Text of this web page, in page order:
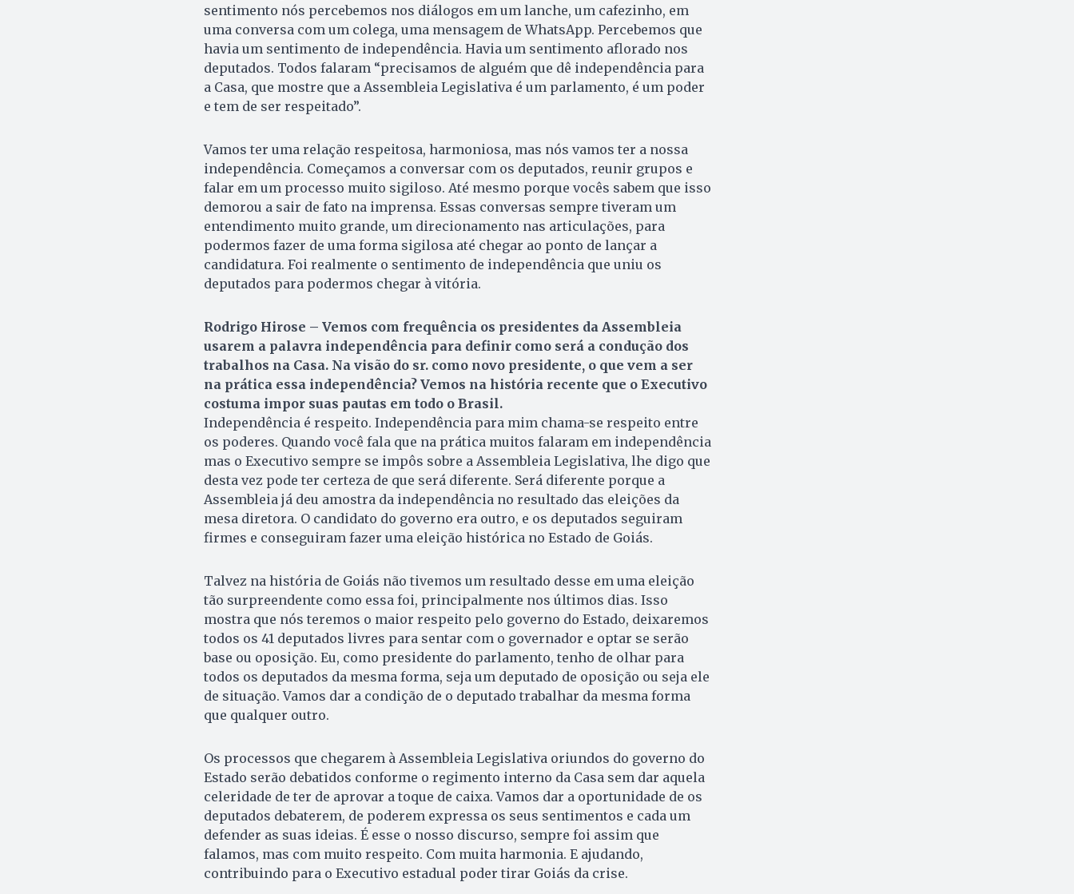
sentimento nós percebemos nos diálogos em um lanche, um cafezinho, em
uma conversa com um colega, uma mensagem de WhatsApp. Percebemos que
havia um sentimento de independência. Havia um sentimento aflorado nos
deputados. Todos falaram “precisamos de alguém que dê independência para
a Casa, que mostre que a Assembleia Legislativa é um parlamento, é um poder
e tem de ser respeitado”.
Vamos ter uma relação respeitosa, harmoniosa, mas nós vamos ter a nossa
independência. Começamos a conversar com os deputados, reunir grupos e
falar em um processo muito sigiloso. Até mesmo porque vocês sabem que isso
demorou a sair de fato na imprensa. Essas conversas sempre tiveram um
entendimento muito grande, um direcionamento nas articulações, para
podermos fazer de uma forma sigilosa até chegar ao ponto de lançar a
candidatura. Foi realmente o sentimento de independência que uniu os
deputados para podermos chegar à vitória.
Rodrigo Hirose – Vemos com frequência os presidentes da Assembleia
usarem a palavra independência para definir como será a condução dos
trabalhos na Casa. Na visão do sr. como novo presidente, o que vem a ser
na prática essa independência? Vemos na história recente que o Executivo
costuma impor suas pautas em todo o Brasil.
Independência é respeito. Independência para mim chama-se respeito entre
os poderes. Quando você fala que na prática muitos falaram em independência
mas o Executivo sempre se impôs sobre a Assembleia Legislativa, lhe digo que
desta vez pode ter certeza de que será diferente. Será diferente porque a
Assembleia já deu amostra da independência no resultado das eleições da
mesa diretora. O candidato do governo era outro, e os deputados seguiram
firmes e conseguiram fazer uma eleição histórica no Estado de Goiás.
Talvez na história de Goiás não tivemos um resultado desse em uma eleição
tão surpreendente como essa foi, principalmente nos últimos dias. Isso
mostra que nós teremos o maior respeito pelo governo do Estado, deixaremos
todos os 41 deputados livres para sentar com o governador e optar se serão
base ou oposição. Eu, como presidente do parlamento, tenho de olhar para
todos os deputados da mesma forma, seja um deputado de oposição ou seja ele
de situação. Vamos dar a condição de o deputado trabalhar da mesma forma
que qualquer outro.
Os processos que chegarem à Assembleia Legislativa oriundos do governo do
Estado serão debatidos conforme o regimento interno da Casa sem dar aquela
celeridade de ter de aprovar a toque de caixa. Vamos dar a oportunidade de os
deputados debaterem, de poderem expressa os seus sentimentos e cada um
defender as suas ideias. É esse o nosso discurso, sempre foi assim que
falamos, mas com muito respeito. Com muita harmonia. E ajudando,
contribuindo para o Executivo estadual poder tirar Goiás da crise.